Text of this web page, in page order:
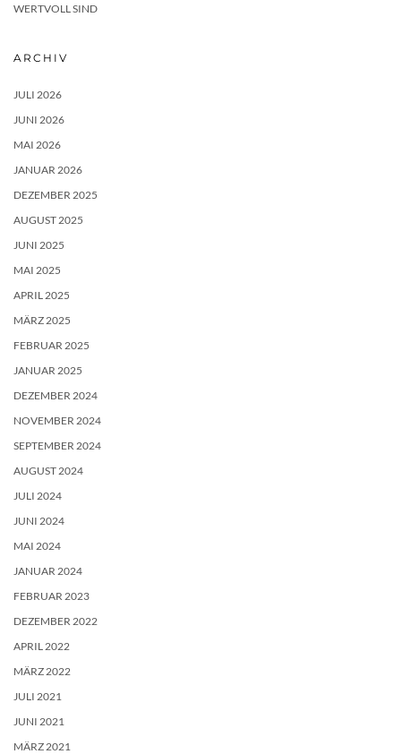
WERTVOLL SIND
ARCHIV
JULI 2026
JUNI 2026
MAI 2026
JANUAR 2026
DEZEMBER 2025
AUGUST 2025
JUNI 2025
MAI 2025
APRIL 2025
MÄRZ 2025
FEBRUAR 2025
JANUAR 2025
DEZEMBER 2024
NOVEMBER 2024
SEPTEMBER 2024
AUGUST 2024
JULI 2024
JUNI 2024
MAI 2024
JANUAR 2024
FEBRUAR 2023
DEZEMBER 2022
APRIL 2022
MÄRZ 2022
JULI 2021
JUNI 2021
MÄRZ 2021